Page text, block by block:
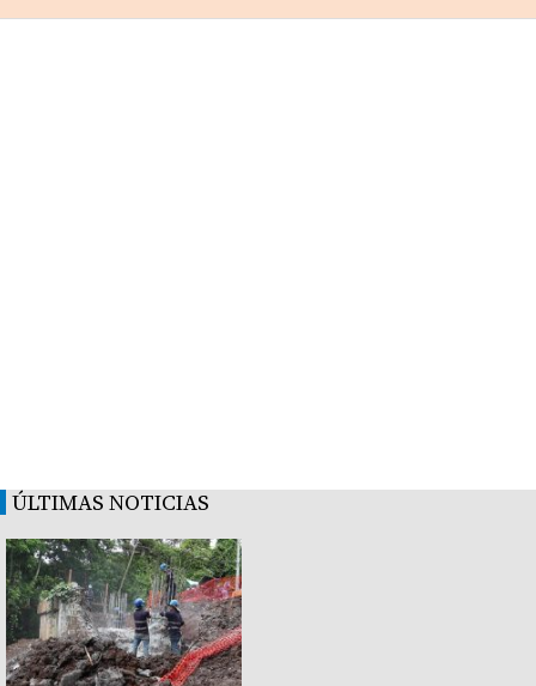
ÚLTIMAS NOTICIAS